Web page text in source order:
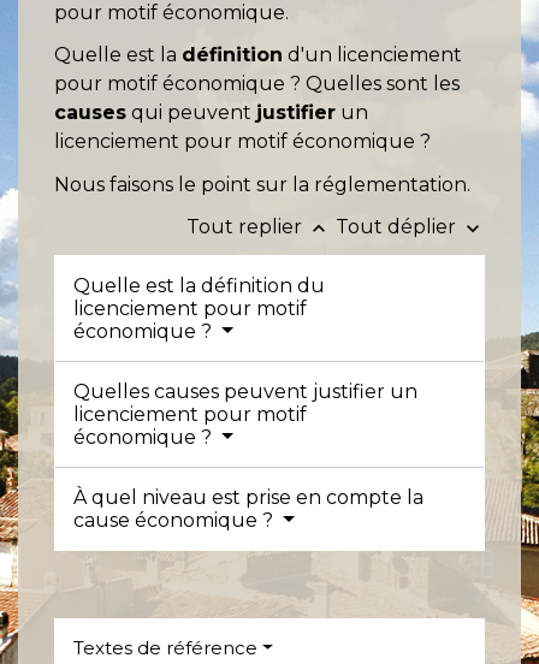
pour motif économique.
Quelle est la définition d'un licenciement
pour motif économique ? Quelles sont les
causes qui peuvent justifier un
licenciement pour motif économique ?
Nous faisons le point sur la réglementation.
Tout replier keyboard_arrow_up Tout déplier keyboard_arrow_down
Quelle est la définition du
licenciement pour motif
économique ?
Quelles causes peuvent justifier un
licenciement pour motif
économique ?
À quel niveau est prise en compte la
cause économique ?
Textes de référence